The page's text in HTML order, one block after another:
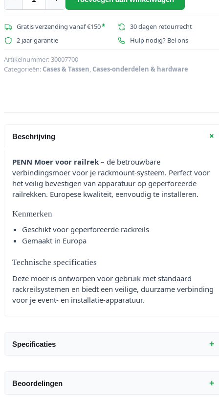
PENN
voor
railrek
Gratis verzending vanaf €150*
30 dagen retourrecht
2 jaar garantie
Hulp nodig? Bel ons
Artikelnummer:30007700
Categorieën: Cases & Tassen, Cases-onderdelen & hardware
Beschrijving +
PENN Moer voor railrek – de betrouwbare
verbindingsmoer voor je rackmount-systeem. Perfect voor
het veilig bevestigen van apparatuur op geperforeerde
railrekken. Europese kwaliteit, eenvoudig te installeren.
Kenmerken
Geschikt voor geperforeerde rackreils
Gemaakt in Europa
Technische specificaties
Deze moer is ontworpen voor gebruik met standaard
rackreilsystemen en biedt een veilige, duurzame verbinding
voor je event- en installatie-apparatuur.
Specificaties +
Beoordelingen +